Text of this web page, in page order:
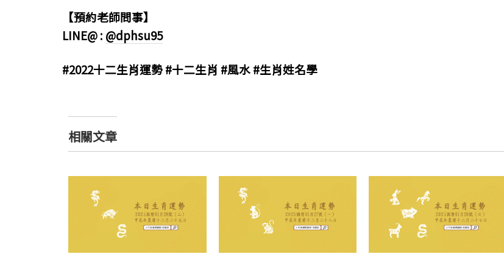
【預約老師問事】
LINE@ : @dphsu95
#2022十二生肖運勢 #十二生肖 #風水 #生肖姓名學
相關文章